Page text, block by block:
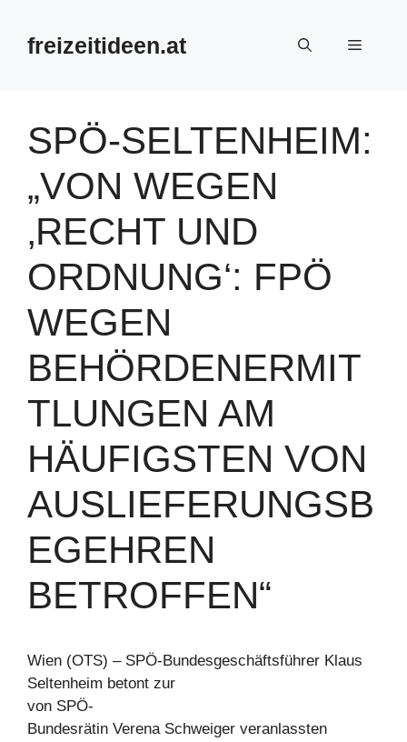
Inhalt
springenfreizeitideen.at Menü
SPÖ-SELTENHEIM:
„VON WEGEN
‚RECHT UND
ORDNUNG‘: FPÖ
WEGEN
BEHÖRDENERMIT
TLUNGEN AM
HÄUFIGSTEN VON
AUSLIEFERUNGSB
EGEHREN
BETROFFEN“
Wien (OTS) – SPÖ-Bundesgeschäftsführer Klaus
Seltenheim betont zur
von SPÖ-
Bundesrätin Verena Schweiger veranlassten